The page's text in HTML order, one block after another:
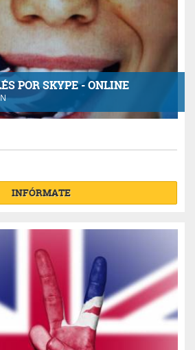
POR SKYPE - ONLINE
INFÓRMATE